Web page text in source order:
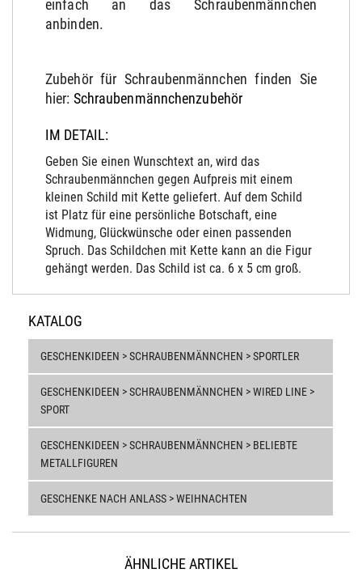
einfach an das Schraubenmännchen
anbinden.
Zubehör für Schraubenmännchen finden Sie
hier: Schraubenmännchenzubehör
IM DETAIL:
Geben Sie einen Wunschtext an, wird das
Schraubenmännchen gegen Aufpreis mit einem
kleinen Schild mit Kette geliefert. Auf dem Schild
ist Platz für eine persönliche Botschaft, eine
Widmung, Glückwünsche oder einen passenden
Spruch. Das Schildchen mit Kette kann an die Figur
gehängt werden. Das Schild ist ca. 6 x 5 cm groß.
KATALOG
GESCHENKIDEEN > SCHRAUBENMÄNNCHEN > SPORTLER
GESCHENKIDEEN > SCHRAUBENMÄNNCHEN > WIRED LINE >
SPORT
GESCHENKIDEEN > SCHRAUBENMÄNNCHEN > BELIEBTE
METALLFIGUREN
GESCHENKE NACH ANLASS > WEIHNACHTEN
ÄHNLICHE ARTIKEL